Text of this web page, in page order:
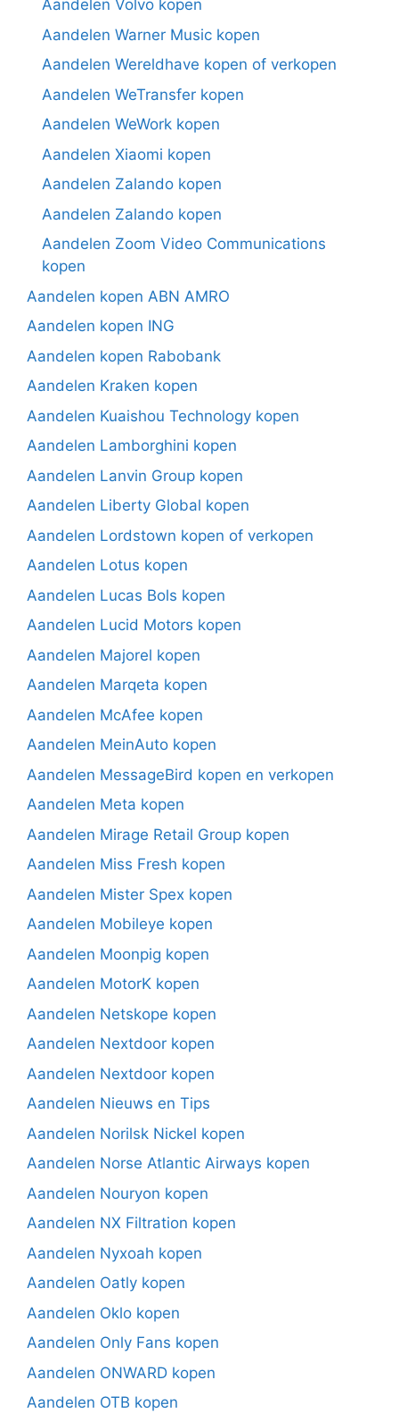
Aandelen Volvo kopen
Aandelen Warner Music kopen
Aandelen Wereldhave kopen of verkopen
Aandelen WeTransfer kopen
Aandelen WeWork kopen
Aandelen Xiaomi kopen
Aandelen Zalando kopen
Aandelen Zalando kopen
Aandelen Zoom Video Communications
kopen
Aandelen kopen ABN AMRO
Aandelen kopen ING
Aandelen kopen Rabobank
Aandelen Kraken kopen
Aandelen Kuaishou Technology kopen
Aandelen Lamborghini kopen
Aandelen Lanvin Group kopen
Aandelen Liberty Global kopen
Aandelen Lordstown kopen of verkopen
Aandelen Lotus kopen
Aandelen Lucas Bols kopen
Aandelen Lucid Motors kopen
Aandelen Majorel kopen
Aandelen Marqeta kopen
Aandelen McAfee kopen
Aandelen MeinAuto kopen
Aandelen MessageBird kopen en verkopen
Aandelen Meta kopen
Aandelen Mirage Retail Group kopen
Aandelen Miss Fresh kopen
Aandelen Mister Spex kopen
Aandelen Mobileye kopen
Aandelen Moonpig kopen
Aandelen MotorK kopen
Aandelen Netskope kopen
Aandelen Nextdoor kopen
Aandelen Nextdoor kopen
Aandelen Nieuws en Tips
Aandelen Norilsk Nickel kopen
Aandelen Norse Atlantic Airways kopen
Aandelen Nouryon kopen
Aandelen NX Filtration kopen
Aandelen Nyxoah kopen
Aandelen Oatly kopen
Aandelen Oklo kopen
Aandelen Only Fans kopen
Aandelen ONWARD kopen
Aandelen OTB kopen